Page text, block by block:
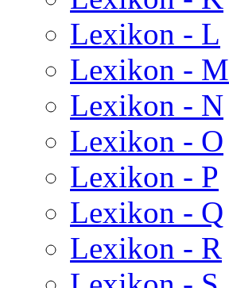
Lexikon - L
Lexikon - M
Lexikon - N
Lexikon - O
Lexikon - P
Lexikon - Q
Lexikon - R